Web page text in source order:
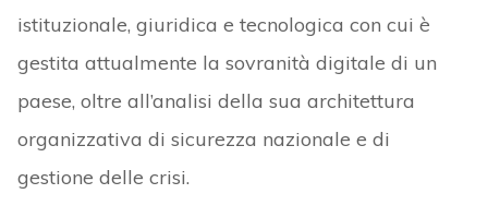
istituzionale, giuridica e tecnologica con cui è
gestita attualmente la sovranità digitale di un
paese, oltre all’analisi della sua architettura
organizzativa di sicurezza nazionale e di
gestione delle crisi.